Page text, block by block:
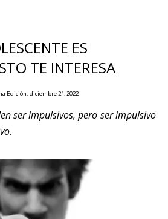
ES
TE INTERESA
Edición: diciembre 21, 2022
ser impulsivos, pero ser impulsivo
.